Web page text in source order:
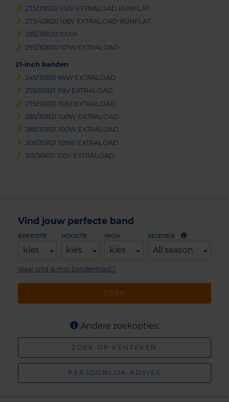
275/35R20 102V EXTRALOAD RUNFLAT
275/40R20 106V EXTRALOAD RUNFLAT
285/35R20 100W
295/30R20 101W EXTRALOAD
21-inch banden
245/35R21 96W EXTRALOAD
255/35R21 98V EXTRALOAD
275/35R21 103V EXTRALOAD
285/30R21 100W EXTRALOAD
285/30R21 100W EXTRALOAD
305/35R21 109W EXTRALOAD
315/30R21 105V EXTRALOAD
Vind jouw perfecte band
BREEDTE
kies
HOOGTE
kies
INCH
kies
SEIZOEN
All season
ZOEK
Waar vind ik mijn bandenmaat?
Andere zoekopties:
ZOEK OP KENTEKEN
PERSOONLIJK ADVIES